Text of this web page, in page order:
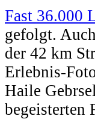
Fast 36.000
gefolgt.
der 42 km
Erlebnis-
Haile
begeisterten